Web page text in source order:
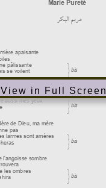
View in Full Screen